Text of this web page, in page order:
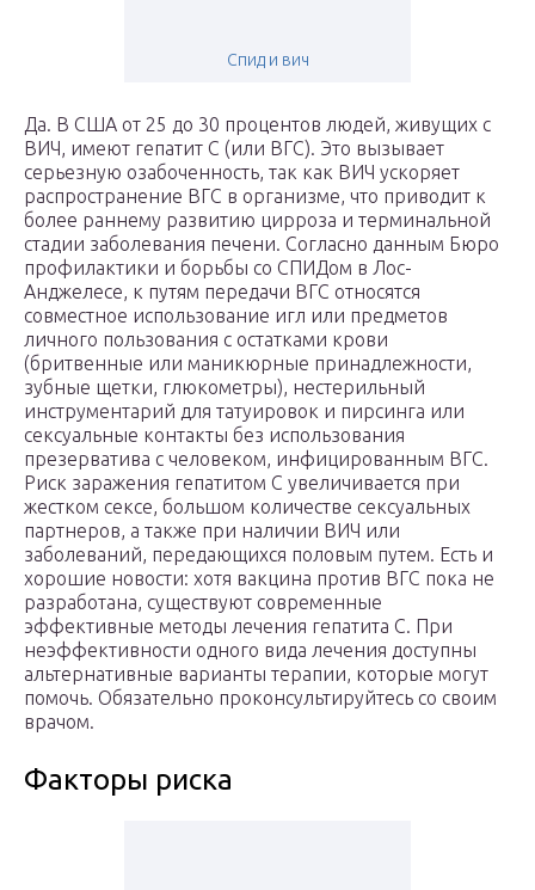
Спид и вич
Да. В США от 25 до 30 процентов людей, живущих с
ВИЧ, имеют гепатит С (или ВГС). Это вызывает
серьезную озабоченность, так как ВИЧ ускоряет
распространение ВГС в организме, что приводит к
более раннему развитию цирроза и терминальной
стадии заболевания печени. Согласно данным Бюро
профилактики и борьбы со СПИДом в Лос-
Анджелесе, к путям передачи ВГС относятся
совместное использование игл или предметов
личного пользования с остатками крови
(бритвенные или маникюрные принадлежности,
зубные щетки, глюкометры), нестерильный
инструментарий для татуировок и пирсинга или
сексуальные контакты без использования
презерватива с человеком, инфицированным ВГС.
Риск заражения гепатитом С увеличивается при
жестком сексе, большом количестве сексуальных
партнеров, а также при наличии ВИЧ или
заболеваний, передающихся половым путем. Есть и
хорошие новости: хотя вакцина против ВГС пока не
разработана, существуют современные
эффективные методы лечения гепатита С. При
неэффективности одного вида лечения доступны
альтернативные варианты терапии, которые могут
помочь. Обязательно проконсультируйтесь со своим
врачом.
Факторы риска